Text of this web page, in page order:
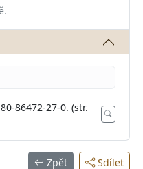
86472-27-0. (str.
Zpět Sdílet